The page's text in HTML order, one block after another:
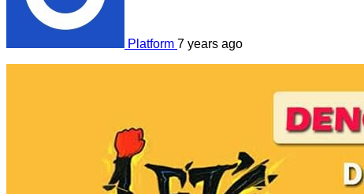
Platform 7 years ago